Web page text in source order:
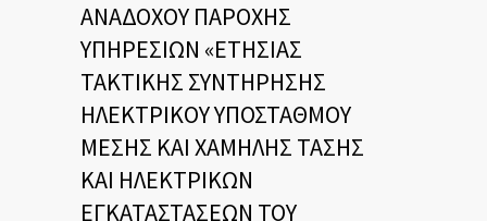
ΑΝΑΔΟΧΟΥ ΠΑΡΟΧΗΣ
ΥΠΗΡΕΣΙΩΝ «ΕΤΗΣΙΑΣ
ΤΑΚΤΙΚΗΣ ΣΥΝΤΗΡΗΣΗΣ
ΗΛΕΚΤΡΙΚΟΥ ΥΠΟΣΤΑΘΜΟΥ
ΜΕΣΗΣ ΚΑΙ ΧΑΜΗΛΗΣ ΤΑΣΗΣ
ΚΑΙ ΗΛΕΚΤΡΙΚΩΝ
ΕΓΚΑΤΑΣΤΑΣΕΩΝ ΤΟΥ